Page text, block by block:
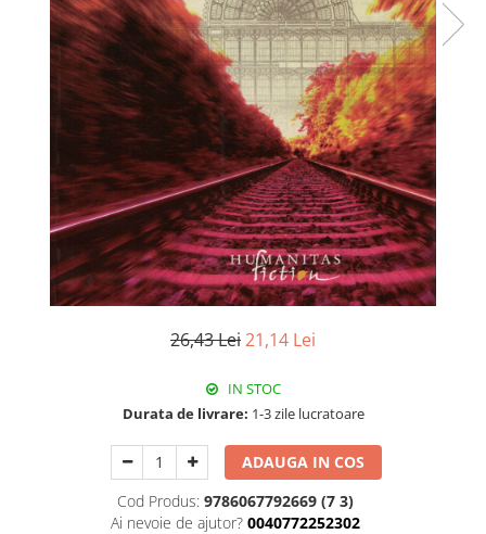
Literatura
Psihologie
Sanatate
Sociologie
Stiinta
26,43 Lei21,14 Lei
IN STOC
Durata de livrare: 1-3 zile lucratoare
ADAUGA IN COS
Cod Produs: 9786067792669 (7 3)
Ai nevoie de ajutor? 0040772252302